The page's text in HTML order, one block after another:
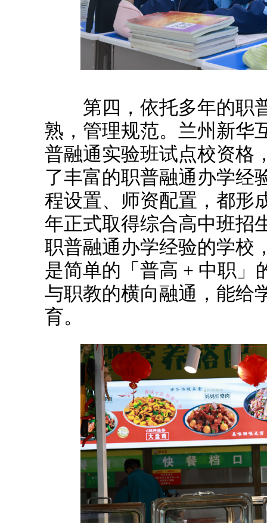
第四，依托多年的职
熟，管理规范。兰州新华
普融通实验班试点校资格
了丰富的职普融通办学经
程设置、师资配置，都形
年正式取得综合高中班招
职普融通办学经验的学校
是简单的「普高 + 中职」
与职教的横向融通，能给
育。